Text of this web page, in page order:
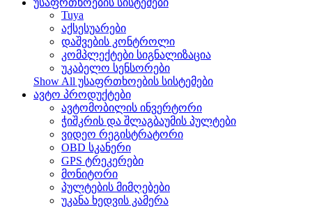
უსაფრთხოების სისტემები
Tuya
აქსესუარები
დაშვების კონტროლი
კომპლექტები სიგნალიზაცია
უკაბელო სენსორები
Show All უსაფრთხოების სისტემები
ავტო პროდუქტები
ავტომობილის ინვერტორი
ჭიშკრის და შლაგბაუმის პულტები
ვიდეო რეგისტრატორი
OBD სკანერი
GPS ტრეკერები
მონიტორი
პულტების მიმღებები
უკანა ხედვის კამერა